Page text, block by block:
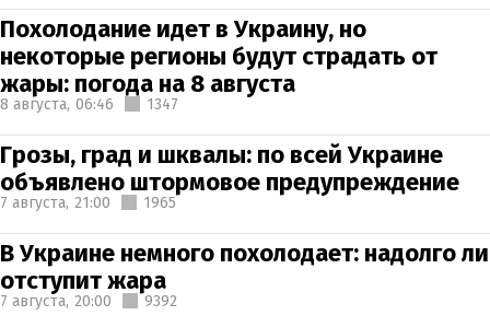
Похолодание идет в Украину, но
некоторые регионы будут страдать от
жары: погода на 8 августа
8 августа, 06:46 1347
Грозы, град и шквалы: по всей Украине
объявлено штормовое предупреждение
7 августа, 21:00 1965
В Украине немного похолодает: надолго ли
отступит жара
7 августа, 20:00 9392